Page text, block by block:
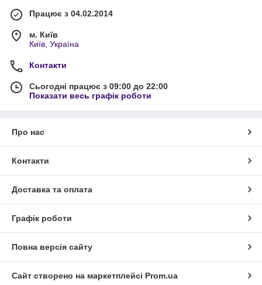
Працює з 04.02.2014
м. Київ
Київ, Україна
Контакти
Сьогодні працює з 09:00 до 22:00
Показати весь графік роботи
Про нас
Контакти
Доставка та оплата
Графік роботи
Повна версія сайту
Сайт створено на маркетплейсі Prom.ua